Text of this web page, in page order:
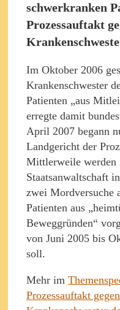
schwerkranken
Prozessauftakt
Im Oktober 2006
Krankenschwester
Patienten „aus
erregte damit
April 2007 begann
Landgericht der
Mittlerweile werden
Staatsanwaltschaft
zwei Mordversuche
Patienten aus
Beweggründen“
von Juni 2005 bis
soll.
Mehr im
Prozessauftakt